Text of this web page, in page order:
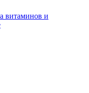
витаминов и